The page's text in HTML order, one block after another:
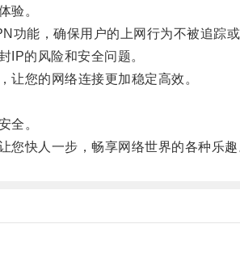
验。
能，确保用户的上网行为不被追踪或
的风险和安全问题。
您的网络连接更加稳定高效。
全。
快人一步，畅享网络世界的各种乐趣